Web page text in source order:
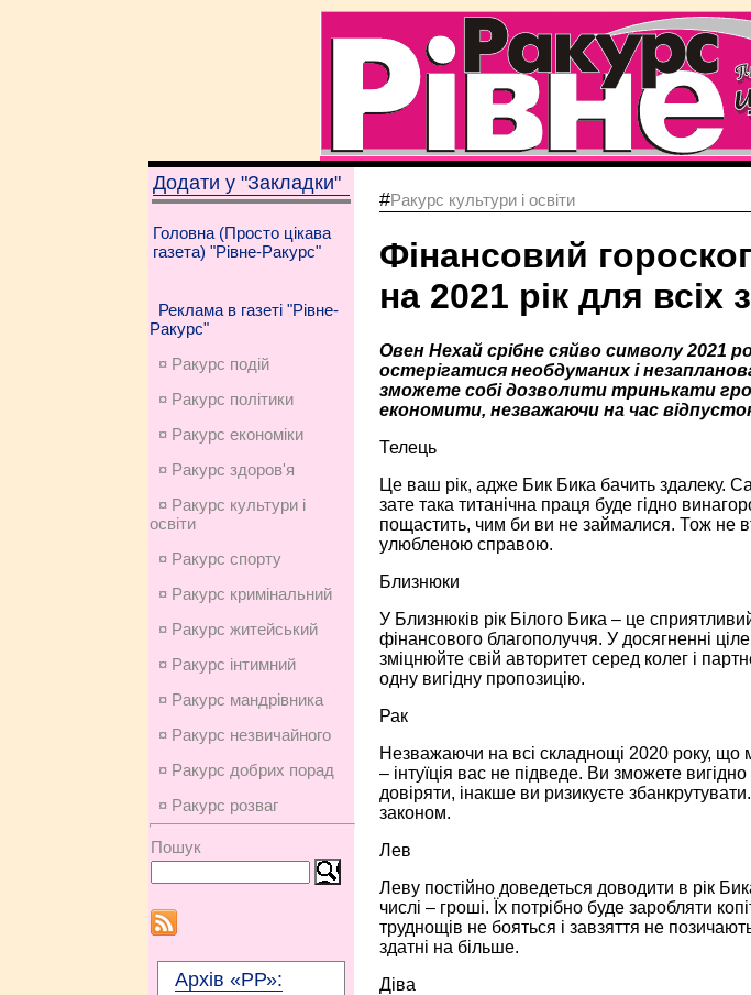
Додати у "Закладки"
Головна (Просто цікава
газета) "Рівне-Ракурс"
Реклама в газеті "Рівне-
Ракурс"
¤ Ракурс подій
¤ Ракурс політики
¤ Ракурс економiки
¤ Ракурс здоров'я
¤ Ракурс культури і
освіти
¤ Ракурс спорту
¤ Ракурс кримінальний
¤ Ракурс житейський
¤ Ракурс інтимний
¤ Ракурс мандрівника
¤ Ракурс незвичайного
¤ Ракурс добрих порад
¤ Ракурс розваг
Пошук
Архів «РР»:
#Ракурс культури і освіти
Фінансовий
на 2021 рік для всіх
Овен Нехай срібне сяйво символу 2021
остерігатися необдуманих і
зможете собі дозволити тринькати
економити, незважаючи на час
Телець
Це ваш рік, адже Бик Бика бачить здалеку.
зате така титанічна праця буде гідно
пощастить, чим би ви не займалися. Тож не
улюбленою справою.
Близнюки
У Близнюків рік Білого Бика – це
фінансового благополуччя. У досягненні
зміцнюйте свій авторитет серед колег і
одну вигідну пропозицію.
Рак
Незважаючи на всі складнощі 2020 року, що
– інтуїція вас не підведе. Ви зможете
довіряти, інакше ви ризикуєте
законом.
Лев
Леву постійно доведеться доводити в рік
числі – гроші. Їх потрібно буде заробляти
труднощів не бояться і завзяття не
здатні на більше.
Діва